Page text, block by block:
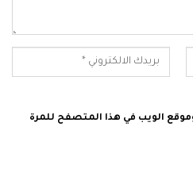
الويب في هذا المتصفح للمرة